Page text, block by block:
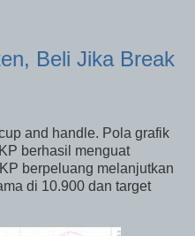
Beli Jika Break
and handle. Pola grafik
berhasil menguat
berpeluang melanjutkan
di 10.900 dan target